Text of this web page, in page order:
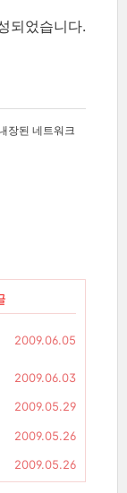
되었습니다.
장된 네트워크
2009.06.05
2009.06.03
2009.05.29
2009.05.26
2009.05.26